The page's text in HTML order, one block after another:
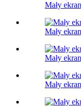
Mały
Mały
Mały
Mały